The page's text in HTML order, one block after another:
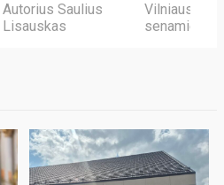
Autorius Saulius
Lisauskas
Vilniaus
senamiestis